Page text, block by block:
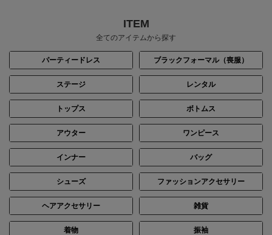
ITEM
全てのアイテムから探す
パーティードレス ブラックフォーマル（喪服）
ステージ レンタル
トップス ボトムス
アウター ワンピース
インナー バッグ
シューズ ファッションアクセサリー
ヘアアクセサリー 雑貨
着物 振袖